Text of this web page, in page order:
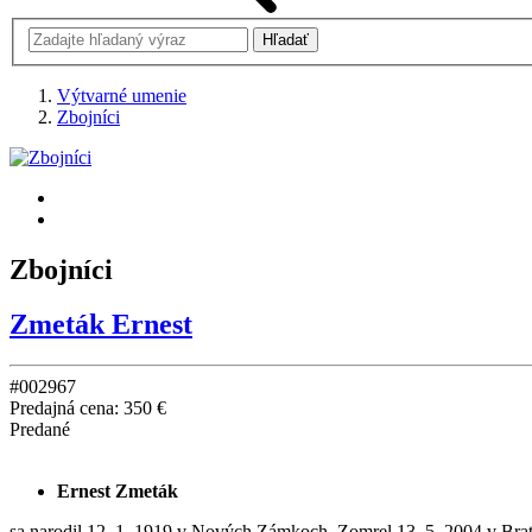
Výtvarné umenie
Zbojníci
Zbojníci
Zmeták Ernest
#002967
Predajná cena: 350 €
Predané
Ernest Zmeták